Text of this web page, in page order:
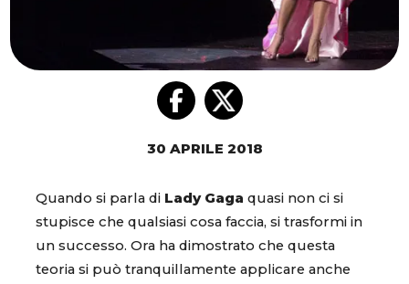
30 APRILE 2018
Quando si parla di Lady Gaga quasi non ci si
stupisce che qualsiasi cosa faccia, si trasformi in
un successo. Ora ha dimostrato che questa
teoria si può tranquillamente applicare anche